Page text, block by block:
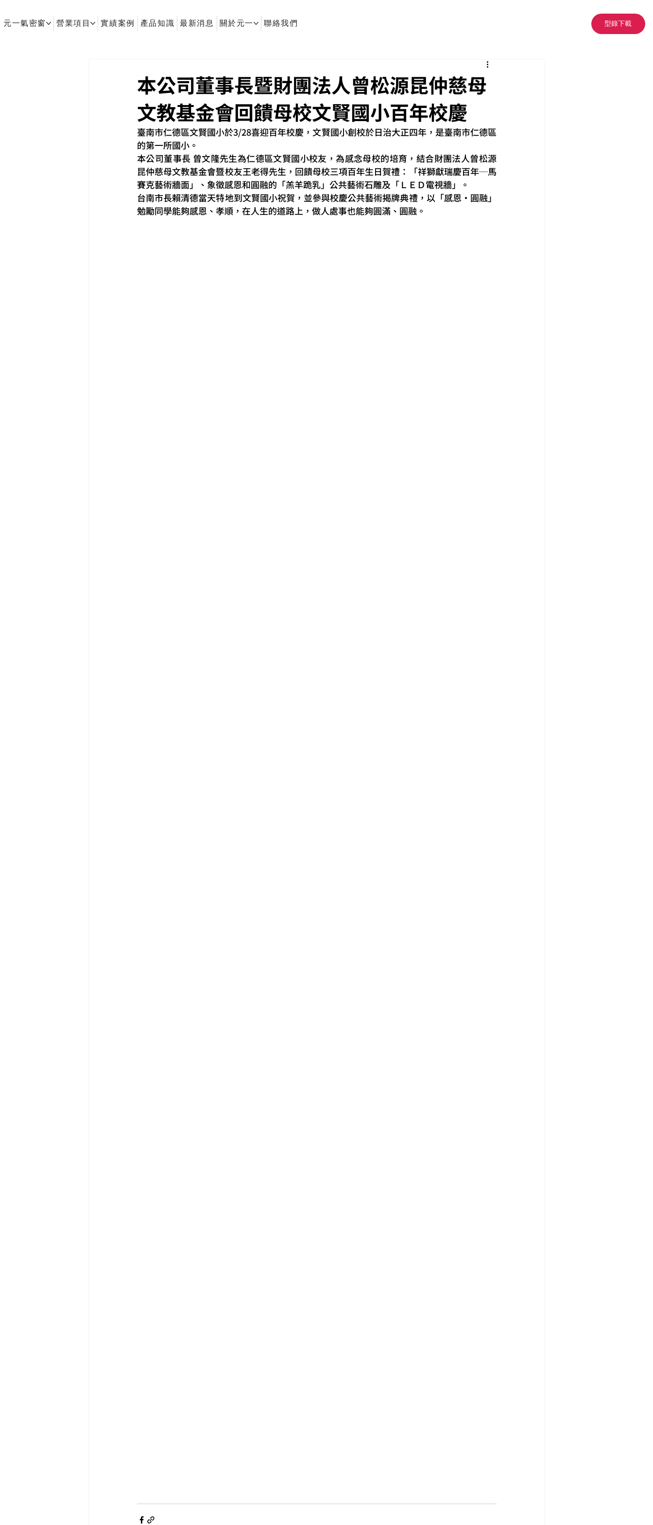
元一氣密窗 營業項目 實績案例 產品知識 最新消息 關於元一 聯絡我們 型錄下載
本公司董事長暨財團法人曾松源昆仲慈母
文教基金會回饋母校文賢國小百年校慶
臺南市仁德區文賢國小於3/28喜迎百年校慶，文賢國小創校於日治大正四年，是臺南市仁德區
的第一所國小。
本公司董事長 曾文隆先生為仁德區文賢國小校友，為感念母校的培育，結合財團法人曾松源
昆仲慈母文教基金會暨校友王老得先生，回饋母校三項百年生日賀禮：「祥獅獻瑞慶百年─馬
賽克藝術牆面」、象徵感恩和圓融的「羔羊跪乳」公共藝術石雕及「ＬＥＤ電視牆」。
台南市長賴清德當天特地到文賢國小祝賀，並參與校慶公共藝術揭牌典禮，以「感恩‧圓融」
勉勵同學能夠感恩、孝順，在人生的道路上，做人處事也能夠圓滿、圓融。